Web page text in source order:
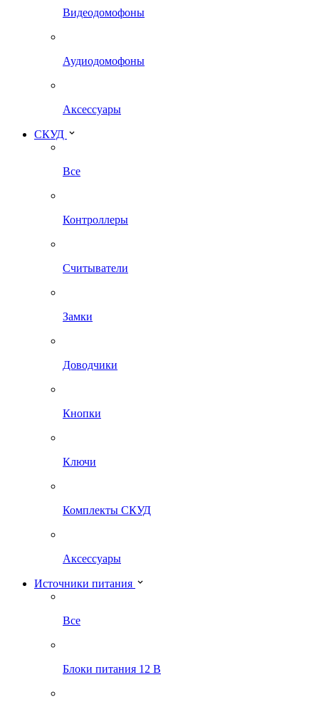
Видеодомофоны
Аудиодомофоны
Аксессуары
СКУД
Все
Контроллеры
Считыватели
Замки
Доводчики
Кнопки
Ключи
Комплекты СКУД
Аксессуары
Источники питания
Все
Блоки питания 12 В